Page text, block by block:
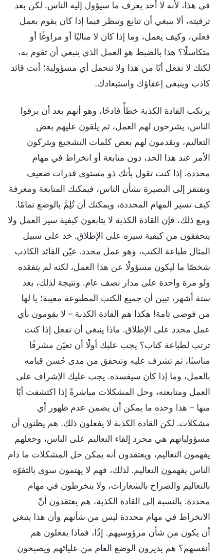
في هذا، لأنه لا أحد يعرف ما سيؤول إليه الناس. لكن بعد
ترقيته، ألا ينبغي أن تتابع وتنظر فيما إذا كان يقوم بعمل
فعلي، وكيف يعمل، وما إذا كان لا مباليًا أو مراوغًا أو
متكاسلًا؟ هذا بالضبط هو العمل الذي ينبغي أن تقوم به،
لكنك لا تفعل أيًا من هذا ولا تتحمل أي مسؤولية؛ أنت قائد
كاذب وينبغي إعفاؤك واستبعادك.
يرتكب القادة الكذبة خطأً فادحًا، وهو أنهم بعد أن يرقوا
الناس، يشرحون لهم العمل، ثم يلقون عليهم بعض
التعاليم، ويقدمون لهم بعض كلمات التشجيع ويتركون
الأمر عند هذا الحد، دون متابعة أو انخراط في مهام
محددة. إذا كنت تقول بأنك ذو مستوى قدرات ضعيف
وتفتقر إلى البصيرة بشأن الناس، فيمكنك المتابعة ومعرفة
كيف تسير المهام المحددة، ويمكنك أن تُلِمَّ بالوضع تمامًا.
ومع ذلك، فإن القادة الكذبة لا يتابعون كيفية سير العمل ولا
يتحققون من كيفية سيره على الإطلاق. خذ على سبيل
المثال طباعة الكتب، وهو عمل محدد. عيّن القائد الكاذب
شخصًا ما ليكون مسؤولًا عن هذا العمل، لكنه لم يتفقده
ولو مرة واحدة على مدار نصف عام. ونتيجة لذلك، بعد
ستة أشهر، تبين أن جميع الكتب المطبوعة معيبة؛ يا لها
من فوضى تامة! هكذا هم القادة الكذبة – لا يقومون بأي
عمل محدد على الإطلاق. ماذا ينبغي أن تفعل إذا كنت
ترتب لطباعة كتاب؟ يجب عليك أولًا أن تعيّن مشرفًا
مناسبًا، ثم تشرف عليه وتتحقق من مدى حُسن قيامه
بالعمل، وما إذا كان سيفسده. يجب عليك الإشراف على
العمل ومتابعته، وحل المشكلات مباشرةً إذا اكتشفت أيًا
منها – هذا وحده ما يمكن أن يضمن عدم ظهور أي
مشكلات. لكن القادة الكذبة لا يفعلون ذلك. هم يظنون أن
مسؤولياتهم هي مجرد إلقاء التعاليم على الناس، وجعلهم
يفهمون التعاليم، ويعتقدون أنه يمكن حل المشكلات ما دام
الناس يفهمون التعاليم. لذلك، فهم لا يهتمون سوى بالتفوّه
بالتعاليم والصراخ بالشعارات، ولا ينخرطون في مهام
محددة. بالنسبة إلى القادة الكذبة، هم يعتقدون أنّ
الانخراط في مهام محددة ليس من شأنهم وأن هذا ينبغي
أن يكون من شأن مرؤوسيهم. إذًا، فماذا يفعلون هم
أنفسهم؟ هم يديرون الوضع العام من عليائهم ويصبحون